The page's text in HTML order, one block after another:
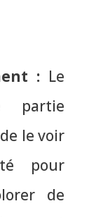
: Le
partie
le voir
pour
de